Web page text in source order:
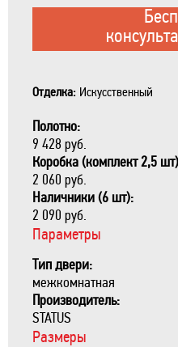
Отделка: Искусственный
Полотно:
9 428 руб.
Коробка (комплект 2,5
2 060 руб.
Наличники (6 шт):
2 090 руб.
Параметры
Тип двери:
межкомнатная
Производитель:
STATUS
Размеры